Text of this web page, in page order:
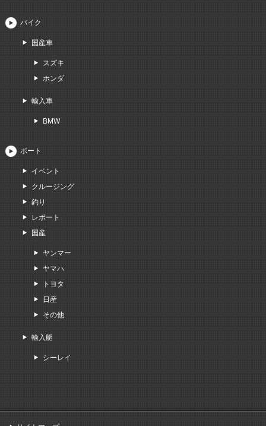
バイク
国産車
スズキ
ホンダ
輸入車
BMW
ボート
イベント
クルージング
釣り
レポート
国産
ヤンマー
ヤマハ
トヨタ
日産
その他
輸入艇
シーレイ